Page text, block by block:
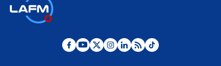
Desde dermatitis hasta infecciones: